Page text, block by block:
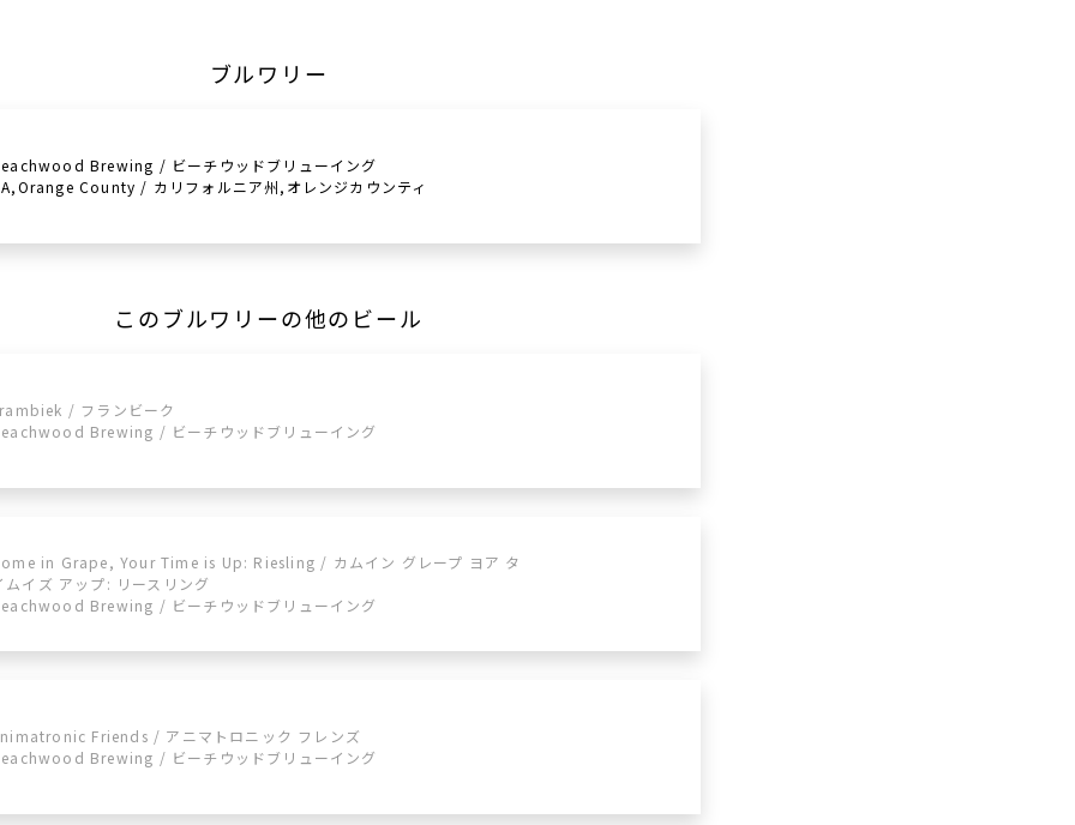
ブルワリー
Brewing / ビーチウッドブリューイング
County / カリフォルニア州,オレンジカウンティ
このブルワリーの他のビール
/ フランビーク
Brewing / ビーチウッドブリューイング
in Grape, Your Time is Up: Riesling / カムイン グレープ ヨア タ
ムイズ アップ: リースリング
Brewing / ビーチウッドブリューイング
Friends / アニマトロニック フレンズ
Brewing / ビーチウッドブリューイング